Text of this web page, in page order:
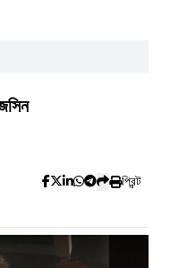
প্রিন্ট